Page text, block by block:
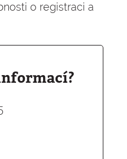
o registraci a